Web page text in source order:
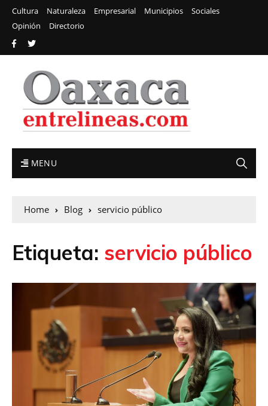
Cultura Naturaleza Empresarial Municipios
Sociales
Opinión
Directorio
MENU
Home Blog servicio público
Etiqueta: servicio público